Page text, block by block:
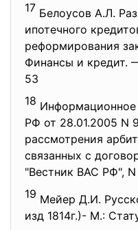
17 Белоусов А.Л.
ипотечного
реформирования
Финансы и
53
18
РФ от 28.01.2005 N
рассмотрения
связанных с
"Вестник ВАС РФ",
19 Мейер Д.И.
изд 1814г.)- М.: